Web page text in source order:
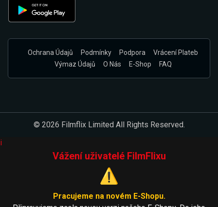
Ochrana Údajů Podmínky Podpora
Vrácení Plateb
Výmaz Údajů
O Nás E-Shop FAQ
© 2026 Filmflix Limited All Rights Reserved.
i
Vážení uživatelé FilmFlixu
⚠️
Pracujeme na novém E-Shopu.